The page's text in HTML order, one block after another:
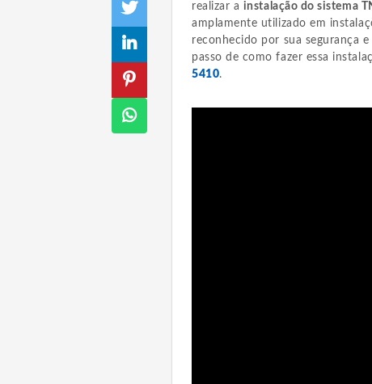
realizar a instalação do sistema
amplamente utilizado em
reconhecido por sua segurança
passo de como fazer essa
5410.